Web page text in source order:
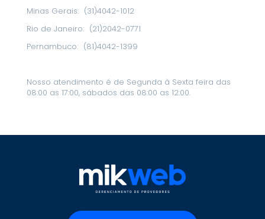
Minas Gerais: (31)4042-1012
Rio de Janeiro: (21)2042-0771
Pernambuco: (81)4042-1399
Nosso atendimento é de Segunda à Sexta feira das
08:00 as 17:00, sábados das 08:00 as 12:00.